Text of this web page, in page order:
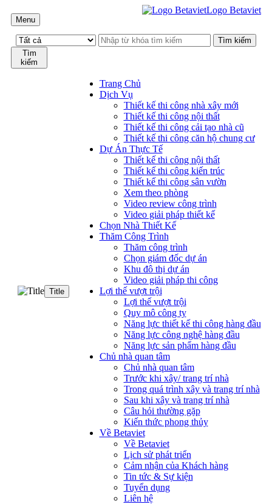
Menu
Logo Betaviet
Tìm
kiếm
Title
Trang Chủ
Dịch Vụ
Thiết kế thi công nhà xây mới
Thiết kế thi công nội thất
Thiết kế thi công cải tạo nhà cũ
Thiết kế thi công căn hộ chung cư
Dự Án Thực Tế
Thiết kế thi công nội thất
Thiết kế thi công kiến trúc
Thiết kế thi công sân vườn
Xem theo phòng
Video review công trình
Video giải pháp thiết kế
Chọn Nhà Thiết Kế
Thăm Công Trình
Thăm công trình
Chọn giám đốc dự án
Khu đô thị dự án
Video giải pháp thi công
Lợi thế vượt trội
Lợi thế vượt trội
Quy mô công ty
Năng lực thiết kế thi công hàng đầu
Năng lực công nghệ hàng đầu
Năng lực sản phẩm hàng đầu
Chủ nhà quan tâm
Chủ nhà quan tâm
Trước khi xây/ trang trí nhà
Trong quá trình xây và trang trí nhà
Sau khi xây và trang trí nhà
Câu hỏi thường gặp
Kiến thức phong thủy
Về Betaviet
Về Betaviet
Lịch sử phát triển
Cảm nhận của Khách hàng
Tin tức & Sự kiện
Tuyển dụng
Liên hệ